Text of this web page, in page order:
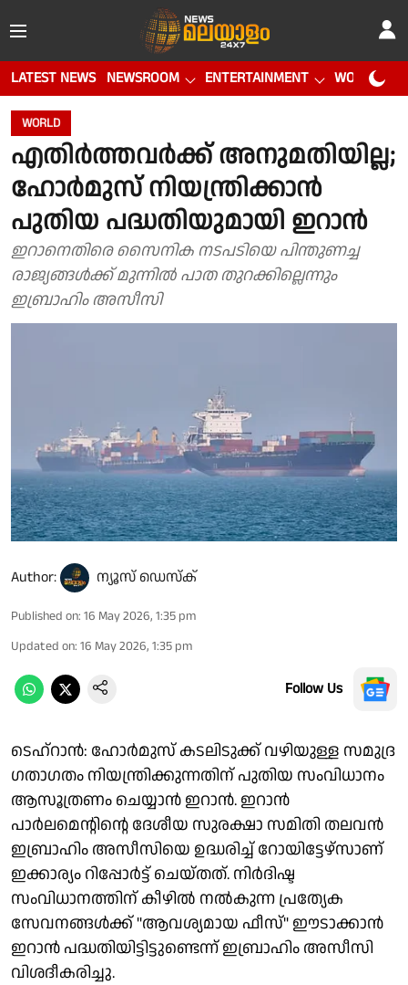
LATEST NEWS NEWSROOM ENTERTAINMENT WORLD CUP
WORLD
എതിർത്തവർക്ക് അനുമതിയില്ല;
ഹോർമുസ് നിയന്ത്രിക്കാൻ
പുതിയ പദ്ധതിയുമായി ഇറാൻ
ഇറാനെതിരെ സൈനിക നടപടിയെ പിന്തുണച്ച
രാജ്യങ്ങൾക്ക് മുന്നിൽ പാത തുറക്കില്ലെന്നും
ഇബ്രാഹിം അസീസി
Author: ന്യൂസ് ഡെസ്ക്
Published on: 16 May 2026, 1:35 pm
Updated on: 16 May 2026, 1:35 pm
Follow Us
ടെഹ്‌റാൻ: ഹോർമുസ് കടലിടുക്ക് വഴിയുള്ള സമുദ്ര
ഗതാഗതം നിയന്ത്രിക്കുന്നതിന് പുതിയ സംവിധാനം
ആസൂത്രണം ചെയ്യാൻ ഇറാൻ. ഇറാൻ
പാർലമെന്റിന്റെ ദേശീയ സുരക്ഷാ സമിതി തലവൻ
ഇബ്രാഹിം അസീസിയെ ഉദ്ധരിച്ച് റോയിട്ടേഴ്‌സാണ്
ഇക്കാര്യം റിപ്പോർട്ട് ചെയ്തത്. നിർദിഷ്ട
സംവിധാനത്തിന് കീഴിൽ നൽകുന്ന പ്രത്യേക
സേവനങ്ങൾക്ക് "ആവശ്യമായ ഫീസ്" ഈടാക്കാൻ
ഇറാൻ പദ്ധതിയിട്ടിട്ടുണ്ടെന്ന് ഇബ്രാഹിം അസീസി
വിശദീകരിച്ചു.